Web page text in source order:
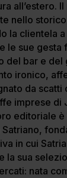
all’estero.
nello
la clientela
le sue gesta
del bar e del
ironico,
da scatti
imprese di
editoriale è
in cui
la sua
nata